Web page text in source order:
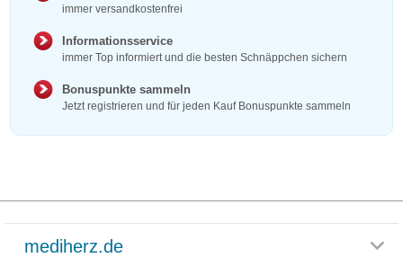
immer versandkostenfrei
Informationsservice
immer Top informiert und die besten Schnäppchen sichern
Bonuspunkte sammeln
Jetzt registrieren und für jeden Kauf Bonuspunkte sammeln
mediherz.de